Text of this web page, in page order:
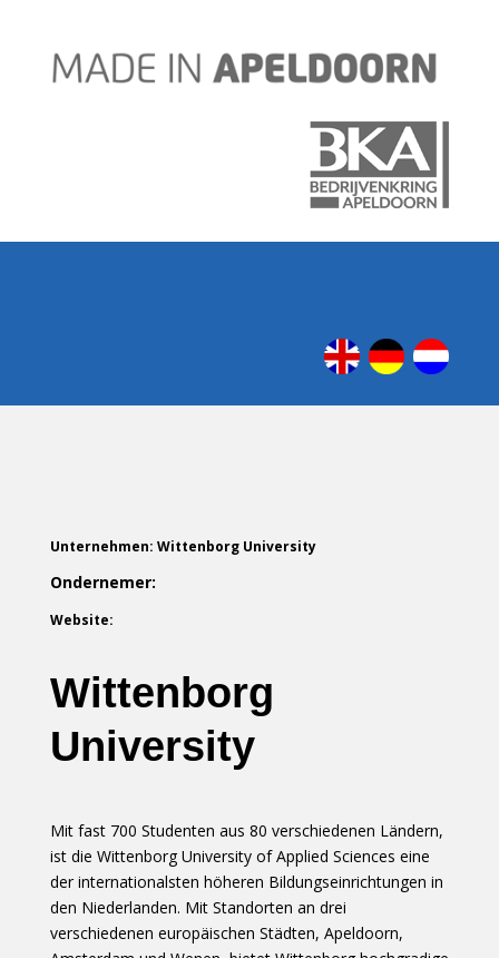
Unternehmen: Wittenborg University
Ondernemer:
Website:
Wittenborg
University
Mit fast 700 Studenten aus 80 verschiedenen Ländern,
ist die Wittenborg University of Applied Sciences eine
der internationalsten höheren Bildungseinrichtungen in
den Niederlanden. Mit Standorten an drei
verschiedenen europäischen Städten, Apeldoorn,